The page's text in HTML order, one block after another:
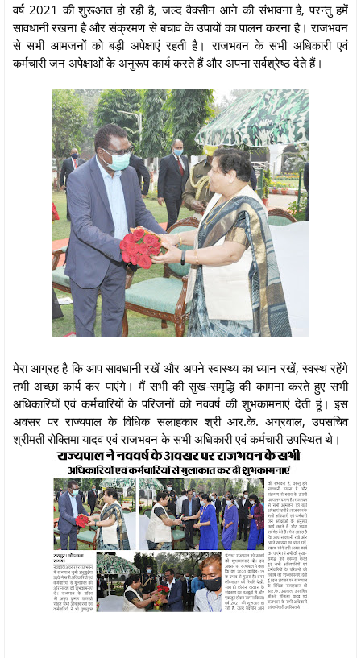
वर्ष 2021 की शुरूआत हो रही है, जल्द वैक्सीन आने की संभावना है, परन्तु हमें
सावधानी रखना है और संक्रमण से बचाव के उपायों का पालन करना है। राजभवन
से सभी आमजनों को बड़ी अपेक्षाएं रहती है। राजभवन के सभी अधिकारी एवं
कर्मचारी जन अपेक्षाओं के अनुरूप कार्य करते हैं और अपना सर्वश्रेष्ठ देते हैं।
मेरा आग्रह है कि आप सावधानी रखें और अपने स्वास्थ्य का ध्यान रखें, स्वस्थ रहेंगे
तभी अच्छा कार्य कर पाएंगे। मैं सभी की सुख-समृद्धि की कामना करते हुए सभी
अधिकारियों एवं कर्मचारियों के परिजनों को नववर्ष की शुभकामनाएं देती हूं। इस
अवसर पर राज्यपाल के विधिक सलाहकार श्री आर.के. अग्रवाल, उपसचिव
श्रीमती रोक्तिमा यादव एवं राजभवन के सभी अधिकारी एवं कर्मचारी उपस्थित थे।